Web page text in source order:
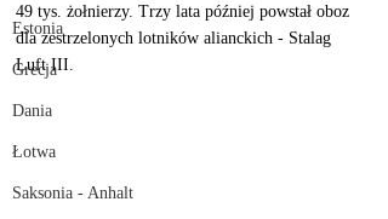
Estonia
Grecja
Dania
Łotwa
Saksonia - Anhalt
49 tys. żołnierzy. Trzy lata później powstał oboz
dla zestrzelonych lotników alianckich - Stalag
Luft III.